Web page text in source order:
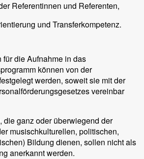
Referentinnen und Referenten,
und Transferkompetenz.
für die Aufnahme in das
können von der
werden, soweit sie mit der
vereinbar
die ganz oder überwiegend der
musischkulturellen, politischen,
Bildung dienen, sollen nicht als
anerkannt werden.